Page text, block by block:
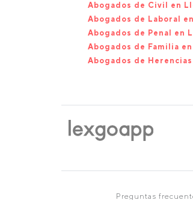
Abogados de Civil en
Abogados de Laboral
Abogados de Penal en
Abogados de Familia
Abogados de
Preguntas